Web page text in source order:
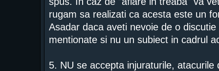
rugam sa realizati ca acesta este un
Asadar daca aveti nevoie de o
mentionate si nu un subiect in cadrul
5. NU se accepta injuraturile,